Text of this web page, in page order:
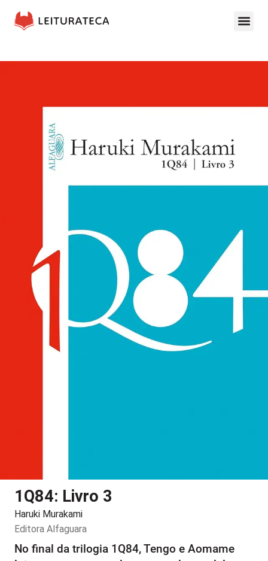
1Q84: Livro 3
Haruki Murakami
Editora Alfaguara
No final da trilogia 1Q84, Tengo e Aomame